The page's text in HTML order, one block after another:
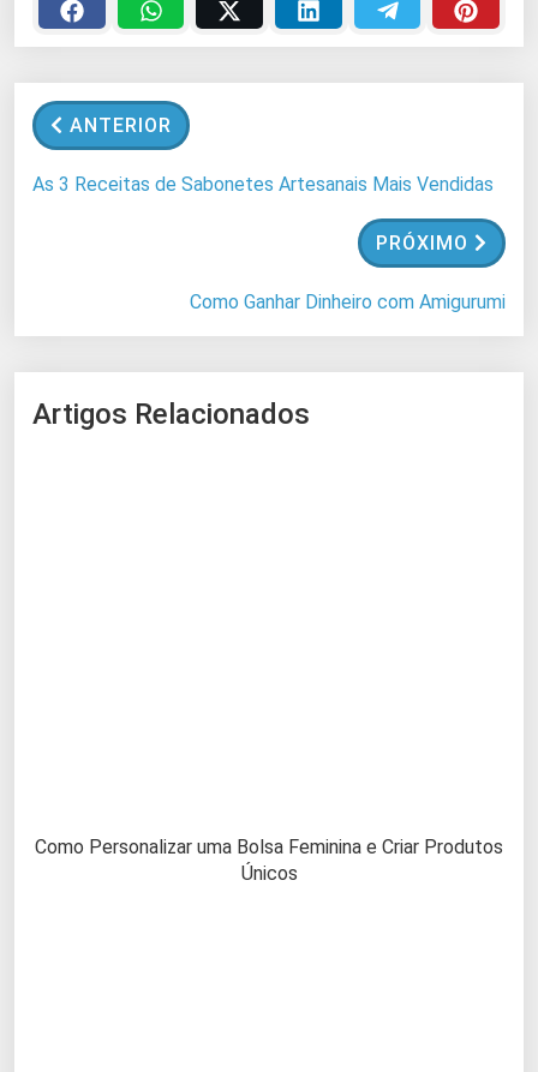
e
g
n
d
o
ANTERIOR
As 3 Receitas de Sabonetes Artesanais Mais Vendidas
PRÓXIMO
Como Ganhar Dinheiro com Amigurumi
Artigos Relacionados
Como Personalizar uma Bolsa Feminina e Criar Produtos
Únicos